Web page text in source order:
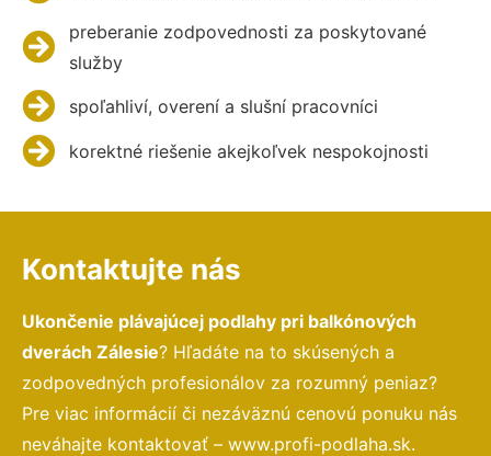
preberanie zodpovednosti za poskytované
služby
spoľahliví, overení a slušní pracovníci
korektné riešenie akejkoľvek nespokojnosti
Kontaktujte nás
Ukončenie plávajúcej podlahy pri balkónových
dverách Zálesie? Hľadáte na to skúsených a
zodpovedných profesionálov za rozumný peniaz?
Pre viac informácií či nezáväznú cenovú ponuku nás
neváhajte kontaktovať – www.profi-podlaha.sk.